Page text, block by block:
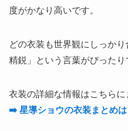
度がかなり高いです。
どの衣装も世界観にしっか
精鋭」という言葉がぴったり
衣装の詳細な情報はこちら
➡️ 星導ショウの衣装まとめは